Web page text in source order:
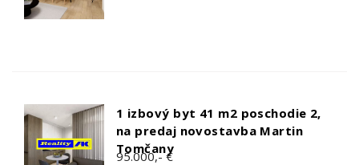
1 izbový byt 41 m2 poschodie 2,
na predaj novostavba Martin
Tomčany
95.000,- €